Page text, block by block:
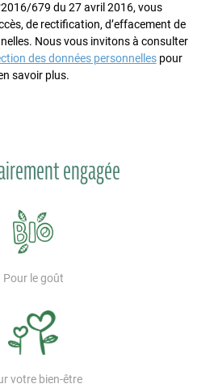
679 du 27 avril 2016, vous
de rectification, d’effacement de
Nous vous invitons à consulter
des données personnellespour
savoir plus.
engagée
Pour le goût
votre bien-être